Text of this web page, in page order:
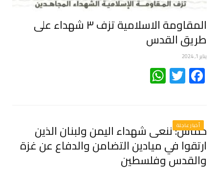
المقاومة الاسلامية تزف ٣ شهداء على
طريق القدس
يناير 1, 2024
Facebook
Twitter
أخبار عاجلة
حماس: ننعى شهداء اليمن ولبنان الذين
ارتقوا في ميادين التضامن والدفاع عن غزة
والقدس وفلسطين